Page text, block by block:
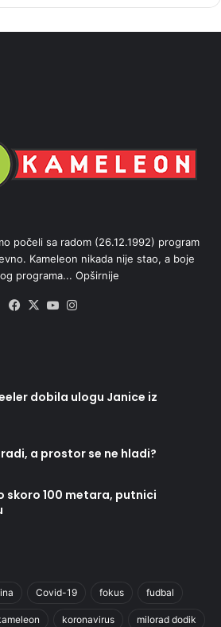
počeli sa radom (26.12.1992) program
Kameleon nikada nije stao, a boje
programa... Opširnije
Facebook
X YouTube
dobila ulogu Janice iz
a prostor se ne hladi?
skoro 100 metara, putnici
Covid-19 fokus fudbal
koronavirus milorad dodik